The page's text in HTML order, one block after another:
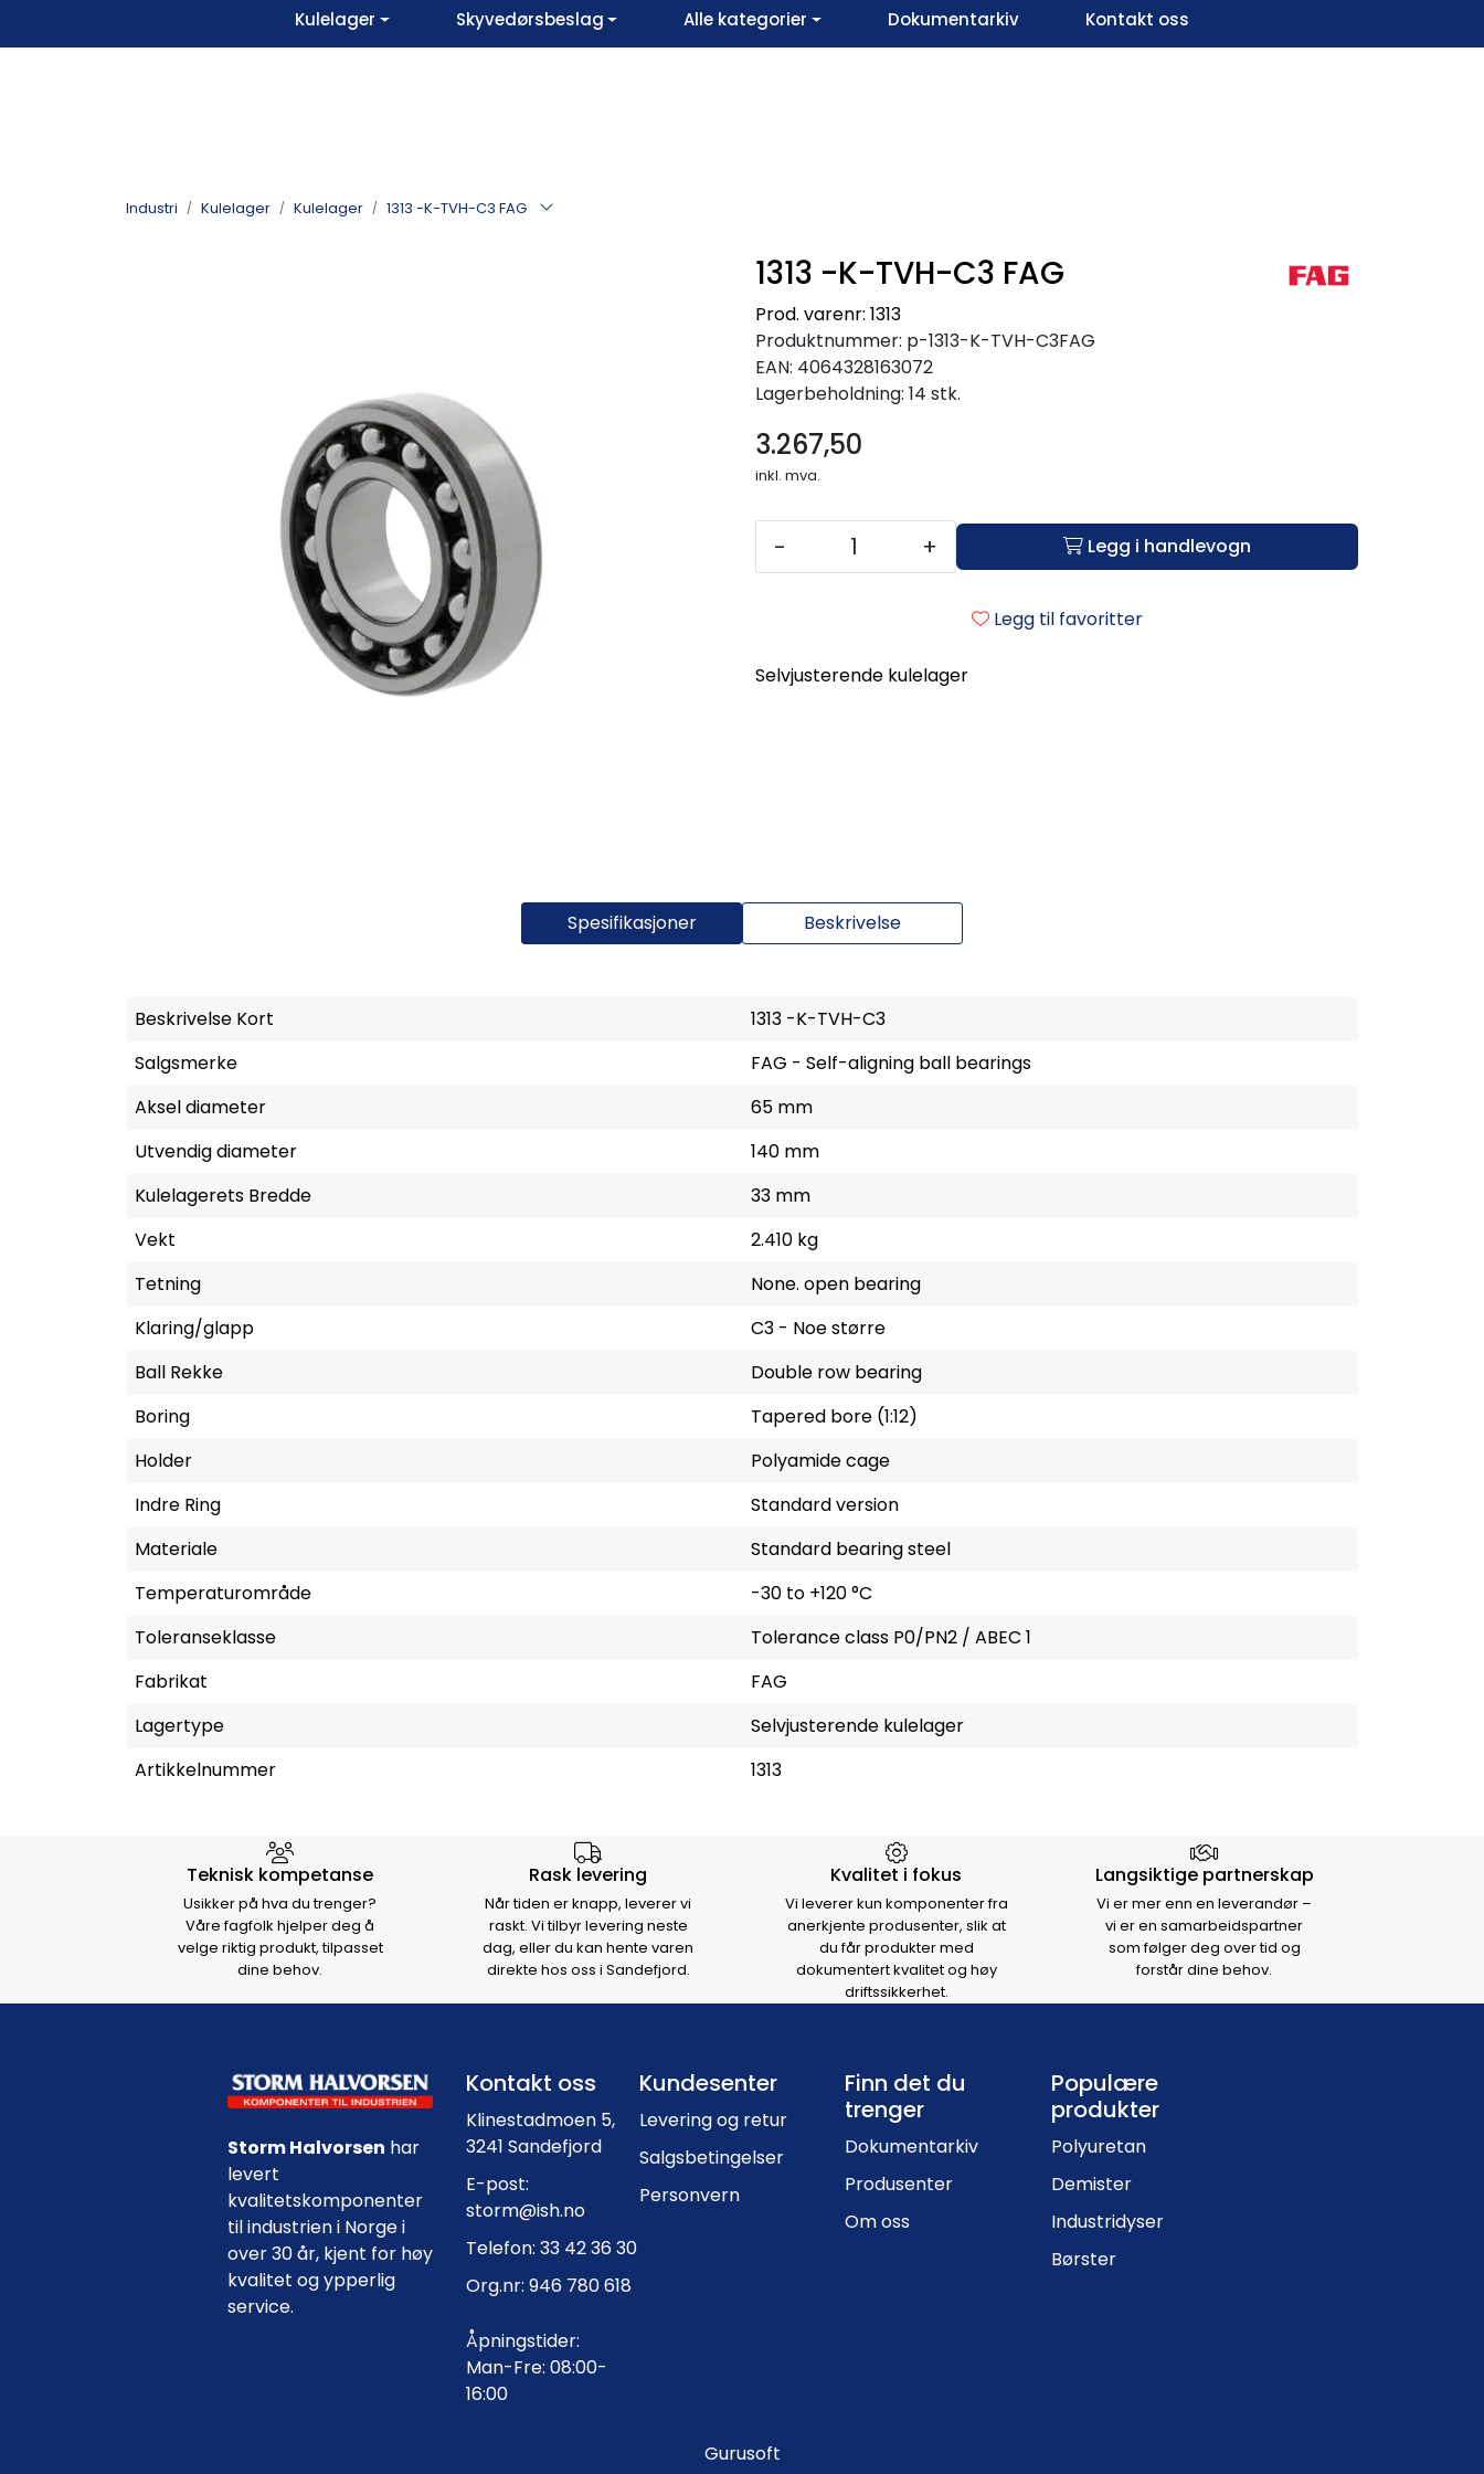
Infosenter
Kulelager Skyvedørsbeslag Alle kategorier Dokumentarkiv Kontakt oss
Industri Kulelager Kulelager 1313 -K-TVH-C3 FAG
1313 -K-TVH-C3 FAG
Prod. varenr: 1313
Produktnummer: p-1313-K-TVH-C3FAG
EAN: 4064328163072
Lagerbeholdning: 14 stk.
3.267,50
inkl. mva.
- + Legg i handlevogn
Legg til favoritter
Selvjusterende kulelager
Spesifikasjoner Beskrivelse
Beskrivelse Kort
1313 -K-TVH-C3
Salgsmerke
FAG - Self-aligning ball bearings
Aksel diameter
65 mm
Utvendig diameter
140 mm
Kulelagerets Bredde
33 mm
Vekt
2.410 kg
Tetning
None. open bearing
Klaring/glapp
C3 - Noe større
Ball Rekke
Double row bearing
Boring
Tapered bore (1:12)
Holder
Polyamide cage
Indre Ring
Standard version
Materiale
Standard bearing steel
Temperaturområde
-30 to +120 °C
Toleranseklasse
Tolerance class P0/PN2 / ABEC 1
Fabrikat
FAG
Lagertype
Selvjusterende kulelager
Artikkelnummer
1313
Hvorfor velge Storm Halvorsen
Teknisk kompetanse
Usikker på hva du trenger?
Våre fagfolk hjelper deg å
velge riktig produkt, tilpasset
dine behov.
Rask levering
Når tiden er knapp, leverer vi
raskt. Vi tilbyr levering neste
dag, eller du kan hente varen
direkte hos oss i Sandefjord.
Kvalitet i fokus
Vi leverer kun komponenter fra
anerkjente produsenter, slik at
du får produkter med
dokumentert kvalitet og høy
driftssikkerhet.
Langsiktige partnerskap
Vi er mer enn en leverandør –
vi er en samarbeidspartner
som følger deg over tid og
forstår dine behov.
Footer navigation
Storm Halvorsen har
levert
kvalitetskomponenter
til industrien i Norge i
over 30 år, kjent for høy
kvalitet og ypperlig
service.
Kontakt oss
Klinestadmoen 5,
3241 Sandefjord
E-post:
storm@ish.no
Telefon: 33 42 36 30
Org.nr: 946 780 618
Åpningstider:
Man-Fre: 08:00-
16:00
Kundesenter
Levering og retur
Salgsbetingelser
Personvern
Finn det du
trenger
Dokumentarkiv
Produsenter
Om oss
Populære
produkter
Polyuretan
Demister
Industridyser
Børster
Gurusoft